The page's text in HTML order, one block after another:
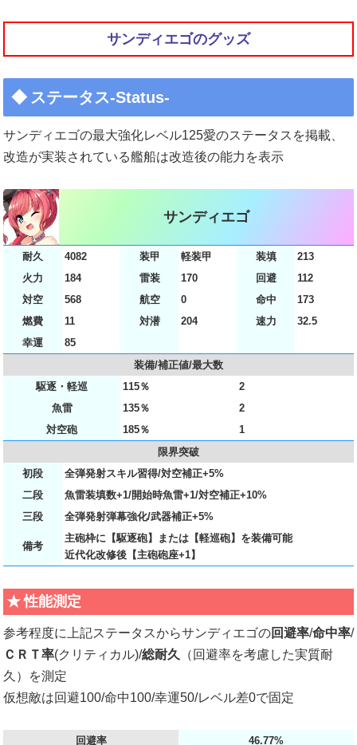
サンディエゴのグッズ
ステータス-Status-
サンディエゴの最大強化レベル125愛のステータスを掲載、
改造が実装されている艦船は改造後の能力を表示
サンディエゴ
耐久 4082 装甲 軽装甲 装填
213
火力
184 雷装 170 回避
112
対空
568 航空 0 命中
173
燃費
11 対潜 204 速力
32.5
幸運
85
装備/補正値/最大数
駆逐・軽巡
115％
2
魚雷
135％
2
対空砲
185％
1
限界突破
初段
全弾発射スキル習得/対空補正+5%
二段
魚雷装填数+1/開始時魚雷+1/対空補正+10%
三段
全弾発射弾幕強化/武器補正+5%
備考
主砲枠に【駆逐砲】または【軽巡砲】を装備可能
近代化改修後【主砲砲座+1】
性能測定
参考程度に上記ステータスからサンディエゴの回避率/命中率/
ＣＲＴ率(クリティカル)/総耐久
（回避率を考慮した実質耐
久）を測定
仮想敵は回避100/命中100/幸運50/レベル差0で固定
回避率 46.77%